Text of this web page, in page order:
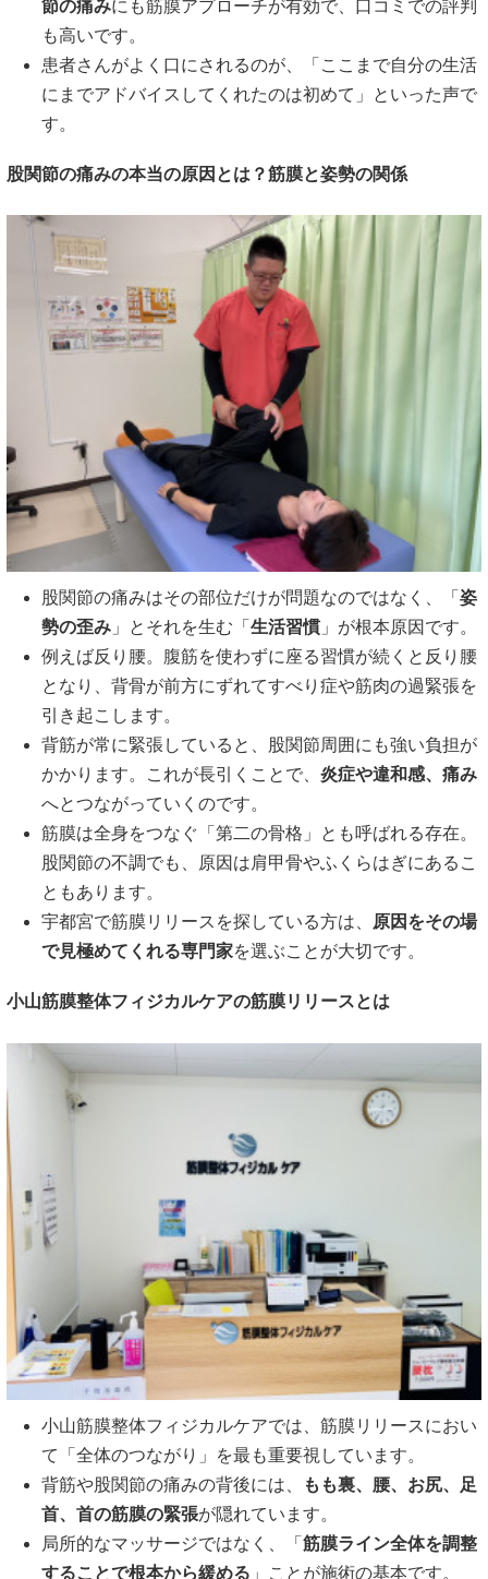
節の痛みにも筋膜アプローチが有効で、口コミでの評判
も高いです。
患者さんがよく口にされるのが、「ここまで自分の生活
にまでアドバイスしてくれたのは初めて」といった声で
す。
股関節の痛みの本当の原因とは？筋膜と姿勢の関係
股関節の痛みはその部位だけが問題なのではなく、「 姿
勢の歪み 」とそれを生む「 生活習慣 」が根本原因です。
例えば反り腰。腹筋を使わずに座る習慣が続くと反り腰
となり、背骨が前方にずれてすべり症や筋肉の過緊張を
引き起こします。
背筋が常に緊張していると、股関節周囲にも強い負担が
かかります。これが長引くことで、 炎症や違和感、痛み
へとつながっていくのです。
筋膜は全身をつなぐ「第二の骨格」とも呼ばれる存在。
股関節の不調でも、原因は肩甲骨やふくらはぎにあるこ
ともあります。
宇都宮で筋膜リリースを探している方は、
原因をその場
で見極めてくれる専門家を選ぶことが大切です。
小山筋膜整体フィジカルケアの筋膜リリースとは
小山筋膜整体フィジカルケアでは、筋膜リリースにおい
て「全体のつながり」を最も重要視しています。
背筋や股関節の痛みの背後には、
もも裏、腰、お尻、足
首、首の筋膜の緊張が隠れています。
局所的なマッサージではなく、「 筋膜ライン全体を調整
することで根本から緩める 」ことが施術の基本です。